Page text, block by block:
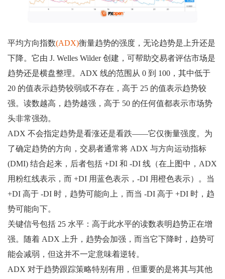
平均方向指数(ADX)衡量趋势的强度，无论趋势是上升还是
下降。它由 J. Welles Wilder 创建，可帮助交易者评估市场是
趋势还是横盘整理。ADX 线的范围从 0 到 100，其中低于
20 的值表示趋势较弱或不存在，高于 25 的值表示趋势较
强。读数越高，趋势越强，高于 50 的任何值都表示市场势
头非常强劲。
ADX 不会指定趋势是看涨还是看跌——它仅衡量强度。为
了确定趋势的方向，交易者通常将 ADX 与方向运动指标
(DMI) 结合起来，后者包括 +DI 和 -DI 线（在上图中，ADX
用粉红线表示，而 +DI 用蓝色表示，-DI 用橙色表示）。当
+DI 高于 -DI 时，趋势可能向上，而当 -DI 高于 +DI 时，趋
势可能向下。
关键信号包括 25 水平：高于此水平的读数表明趋势正在增
强。随着 ADX 上升，趋势会加强，而当它下降时，趋势可
能会减弱，但这并不一定意味着逆转。
ADX 对于趋势跟踪策略特别有用，但重要的是将其与其他